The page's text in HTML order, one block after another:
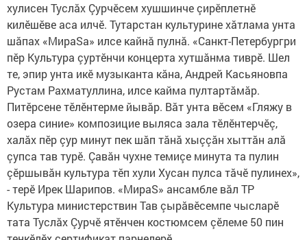
хулисен Туслăх Çурчӗсем хушшинче çирӗплетнӗ
килӗшӗве аса илчӗ. Тутарстан культурине хăтлама унта
шăпах «МираSа» илсе кайнă пулнă. «Санкт-Петербургри
пӗр Культура çуртӗнчи концерта хутшăнма тиврӗ. Шел
те, эпир унта икӗ музыканта кăна, Андрей Касьяновпа
Рустам Рахматуллина, илсе кайма пултартăмăр.
Питӗрсене тӗлӗнтерме йывăр. Вăт унта вӗсем «Гляжу в
озера синие» композицие выляса зала тӗлӗнтерчӗç,
халăх пӗр çур минут пек шăп тăнă хыççăн хыттăн алă
çупса тав турӗ. Çавăн чухне темиçе минута та пулин
çӗршывăн культура тӗп хули Хусан пулса тăчӗ пулинех»,
- терӗ Ирек Шарипов. «МираS» ансамбле вăл ТР
Культура министерствин Тав çырăвӗсемпе чысларӗ
тата Туслăх Çурчӗ ятӗнчен костюмсем çӗлеме 50 пин